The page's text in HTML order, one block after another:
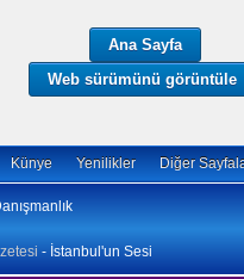
Ana Sayfa
Web sürümünü görüntüle
Künye Yenilikler Diğer
- İstanbul'un Sesi